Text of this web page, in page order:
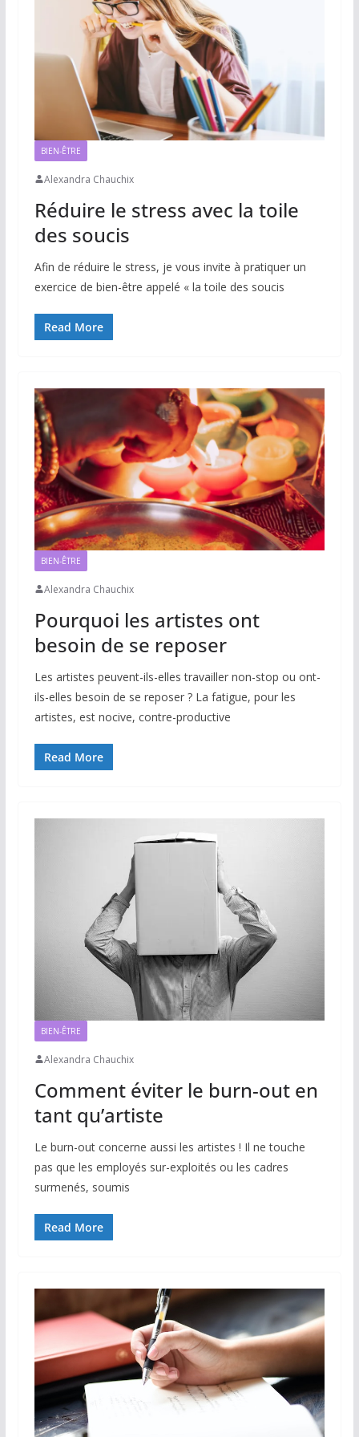
BIEN-ÊTRE
Alexandra Chauchix
Réduire le stress avec la toile
des soucis
Afin de réduire le stress, je vous invite à pratiquer un
exercice de bien-être appelé « la toile des soucis
Read More
BIEN-ÊTRE
Alexandra Chauchix
Pourquoi les artistes ont
besoin de se reposer
Les artistes peuvent-ils-elles travailler non-stop ou ont-
ils-elles besoin de se reposer ? La fatigue, pour les
artistes, est nocive, contre-productive
Read More
BIEN-ÊTRE
Alexandra Chauchix
Comment éviter le burn-out en
tant qu’artiste
Le burn-out concerne aussi les artistes ! Il ne touche
pas que les employés sur-exploités ou les cadres
surmenés, soumis
Read More